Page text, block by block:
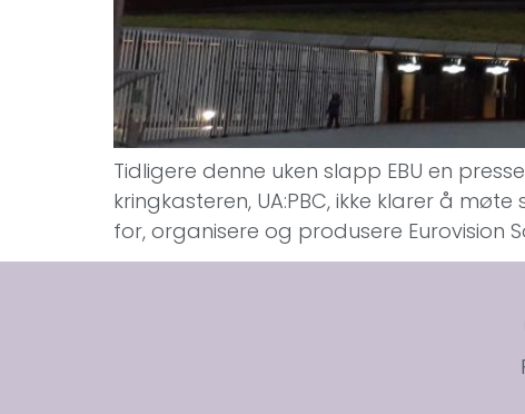
Tidligere denne uken slapp EBU en
kringkasteren, UA:PBC, ikke klarer å
for, organisere og produsere Eurovision